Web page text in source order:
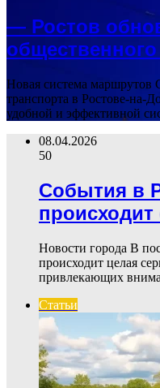
— Ростов
Новая система маршрутов
транспорта в Ростове-на-
удобной и эффективной
08.04.2026
50
События в
происходит
Новости города В
происходит целая
привлекающих
Статьи